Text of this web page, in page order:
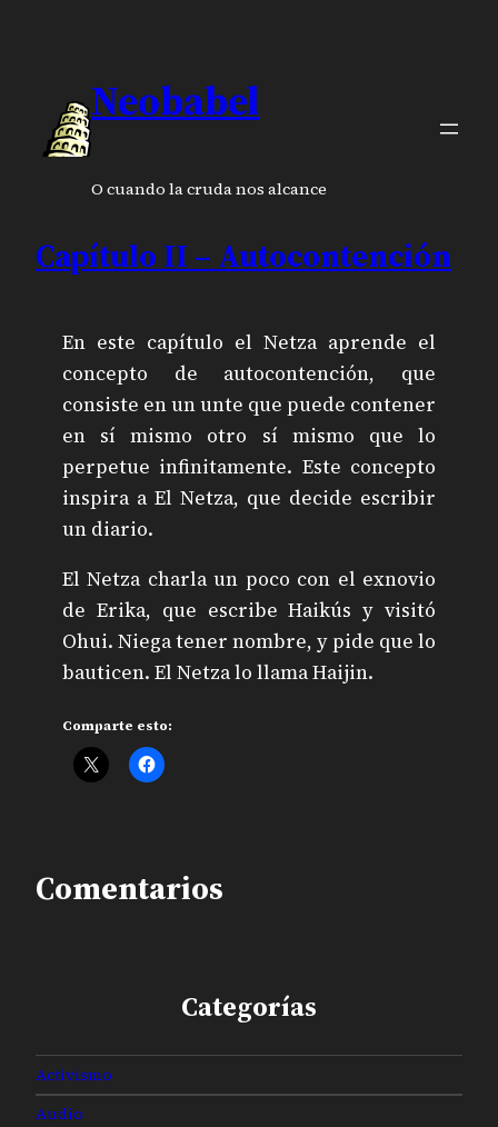
Neobabel
O cuando la cruda nos alcance
Capítulo II – Autocontención
En este capítulo el Netza aprende el
concepto de autocontención, que
consiste en un unte que puede contener
en sí mismo otro sí mismo que lo
perpetue infinitamente. Este concepto
inspira a El Netza, que decide escribir
un diario.
El Netza charla un poco con el exnovio
de Erika, que escribe Haikús y visitó
Ohui. Niega tener nombre, y pide que lo
bauticen. El Netza lo llama Haijin.
Comparte esto:
Comentarios
Categorías
Activismo
Audio